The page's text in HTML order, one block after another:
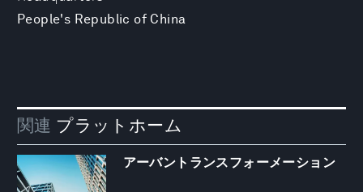
People's Republic of China
関連 プラットホーム
アーバントランスフォーメーション